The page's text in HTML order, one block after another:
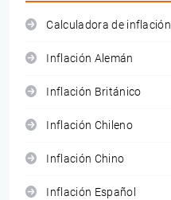
Calculadora de inflación
Inflación Alemán
Inflación Británico
Inflación Chileno
Inflación Chino
Inflación Español